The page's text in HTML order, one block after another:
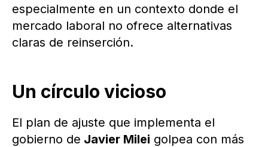
especialmente en un contexto donde el
mercado laboral no ofrece alternativas
claras de reinserción.
Un círculo vicioso
El plan de ajuste que implementa el
gobierno de Javier Milei golpea con más